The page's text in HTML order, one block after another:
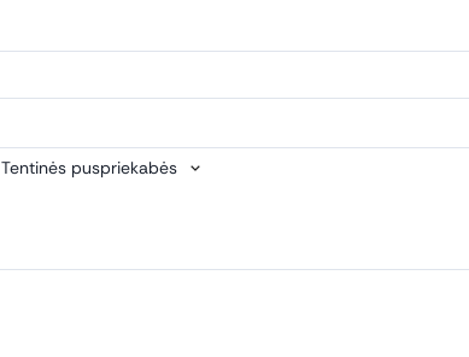
Tentinės puspriekabės